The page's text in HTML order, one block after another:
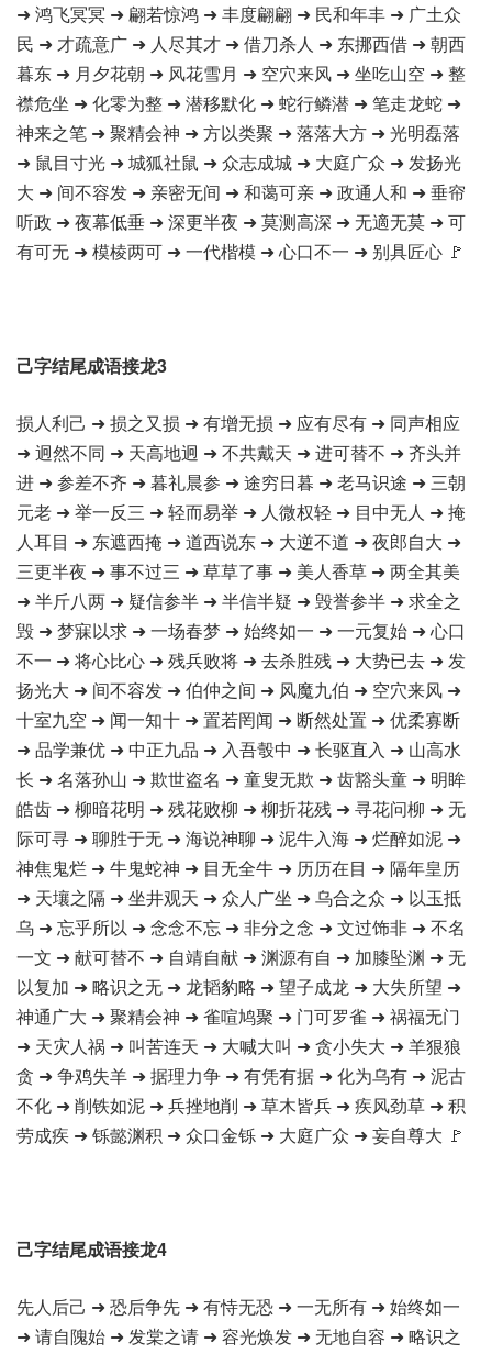
➜ 鸿飞冥冥 ➜ 翩若惊鸿 ➜ 丰度翩翩 ➜ 民和年丰 ➜ 广土众
民 ➜ 才疏意广 ➜ 人尽其才 ➜ 借刀杀人 ➜ 东挪西借 ➜ 朝西
暮东 ➜ 月夕花朝 ➜ 风花雪月 ➜ 空穴来风 ➜ 坐吃山空 ➜ 整
襟危坐 ➜ 化零为整 ➜ 潜移默化 ➜ 蛇行鳞潜 ➜ 笔走龙蛇 ➜
神来之笔 ➜ 聚精会神 ➜ 方以类聚 ➜ 落落大方 ➜ 光明磊落
➜ 鼠目寸光 ➜ 城狐社鼠 ➜ 众志成城 ➜ 大庭广众 ➜ 发扬光
大 ➜ 间不容发 ➜ 亲密无间 ➜ 和蔼可亲 ➜ 政通人和 ➜ 垂帘
听政 ➜ 夜幕低垂 ➜ 深更半夜 ➜ 莫测高深 ➜ 无適无莫 ➜ 可
有可无 ➜ 模棱两可 ➜ 一代楷模 ➜ 心口不一 ➜ 别具匠心 🚩
己字结尾成语接龙3
损人利己 ➜ 损之又损 ➜ 有增无损 ➜ 应有尽有 ➜ 同声相应
➜ 迥然不同 ➜ 天高地迥 ➜ 不共戴天 ➜ 进可替不 ➜ 齐头并
进 ➜ 参差不齐 ➜ 暮礼晨参 ➜ 途穷日暮 ➜ 老马识途 ➜ 三朝
元老 ➜ 举一反三 ➜ 轻而易举 ➜ 人微权轻 ➜ 目中无人 ➜ 掩
人耳目 ➜ 东遮西掩 ➜ 道西说东 ➜ 大逆不道 ➜ 夜郎自大 ➜
三更半夜 ➜ 事不过三 ➜ 草草了事 ➜ 美人香草 ➜ 两全其美
➜ 半斤八两 ➜ 疑信参半 ➜ 半信半疑 ➜ 毁誉参半 ➜ 求全之
毁 ➜ 梦寐以求 ➜ 一场春梦 ➜ 始终如一 ➜ 一元复始 ➜ 心口
不一 ➜ 将心比心 ➜ 残兵败将 ➜ 去杀胜残 ➜ 大势已去 ➜ 发
扬光大 ➜ 间不容发 ➜ 伯仲之间 ➜ 风魔九伯 ➜ 空穴来风 ➜
十室九空 ➜ 闻一知十 ➜ 置若罔闻 ➜ 断然处置 ➜ 优柔寡断
➜ 品学兼优 ➜ 中正九品 ➜ 入吾彀中 ➜ 长驱直入 ➜ 山高水
长 ➜ 名落孙山 ➜ 欺世盗名 ➜ 童叟无欺 ➜ 齿豁头童 ➜ 明眸
皓齿 ➜ 柳暗花明 ➜ 残花败柳 ➜ 柳折花残 ➜ 寻花问柳 ➜ 无
际可寻 ➜ 聊胜于无 ➜ 海说神聊 ➜ 泥牛入海 ➜ 烂醉如泥 ➜
神焦鬼烂 ➜ 牛鬼蛇神 ➜ 目无全牛 ➜ 历历在目 ➜ 隔年皇历
➜ 天壤之隔 ➜ 坐井观天 ➜ 众人广坐 ➜ 乌合之众 ➜ 以玉抵
乌 ➜ 忘乎所以 ➜ 念念不忘 ➜ 非分之念 ➜ 文过饰非 ➜ 不名
一文 ➜ 献可替不 ➜ 自靖自献 ➜ 渊源有自 ➜ 加膝坠渊 ➜ 无
以复加 ➜ 略识之无 ➜ 龙韬豹略 ➜ 望子成龙 ➜ 大失所望 ➜
神通广大 ➜ 聚精会神 ➜ 雀喧鸠聚 ➜ 门可罗雀 ➜ 祸福无门
➜ 天灾人祸 ➜ 叫苦连天 ➜ 大喊大叫 ➜ 贪小失大 ➜ 羊狠狼
贪 ➜ 争鸡失羊 ➜ 据理力争 ➜ 有凭有据 ➜ 化为乌有 ➜ 泥古
不化 ➜ 削铁如泥 ➜ 兵挫地削 ➜ 草木皆兵 ➜ 疾风劲草 ➜ 积
劳成疾 ➜ 铄懿渊积 ➜ 众口金铄 ➜ 大庭广众 ➜ 妄自尊大 🚩
己字结尾成语接龙4
先人后己 ➜ 恐后争先 ➜ 有恃无恐 ➜ 一无所有 ➜ 始终如一
➜ 请自隗始 ➜ 发棠之请 ➜ 容光焕发 ➜ 无地自容 ➜ 略识之